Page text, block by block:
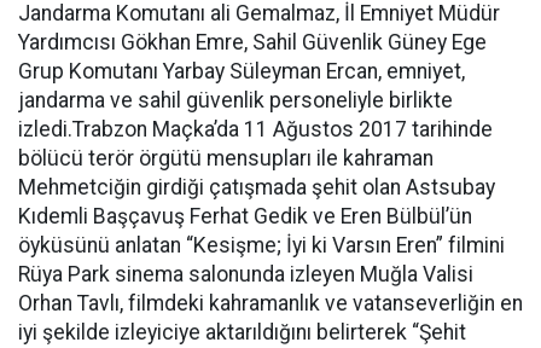
Jandarma Komutanı ali Gemalmaz, İl Emniyet Müdür
Yardımcısı Gökhan Emre, Sahil Güvenlik Güney Ege
Grup Komutanı Yarbay Süleyman Ercan, emniyet,
jandarma ve sahil güvenlik personeliyle birlikte
izledi.Trabzon Maçka’da 11 Ağustos 2017 tarihinde
bölücü terör örgütü mensupları ile kahraman
Mehmetciğin girdiği çatışmada şehit olan Astsubay
Kıdemli Başçavuş Ferhat Gedik ve Eren Bülbül’ün
öyküsünü anlatan “Kesişme; İyi ki Varsın Eren” filmini
Rüya Park sinema salonunda izleyen Muğla Valisi
Orhan Tavlı, filmdeki kahramanlık ve vatanseverliğin en
iyi şekilde izleyiciye aktarıldığını belirterek “Şehit